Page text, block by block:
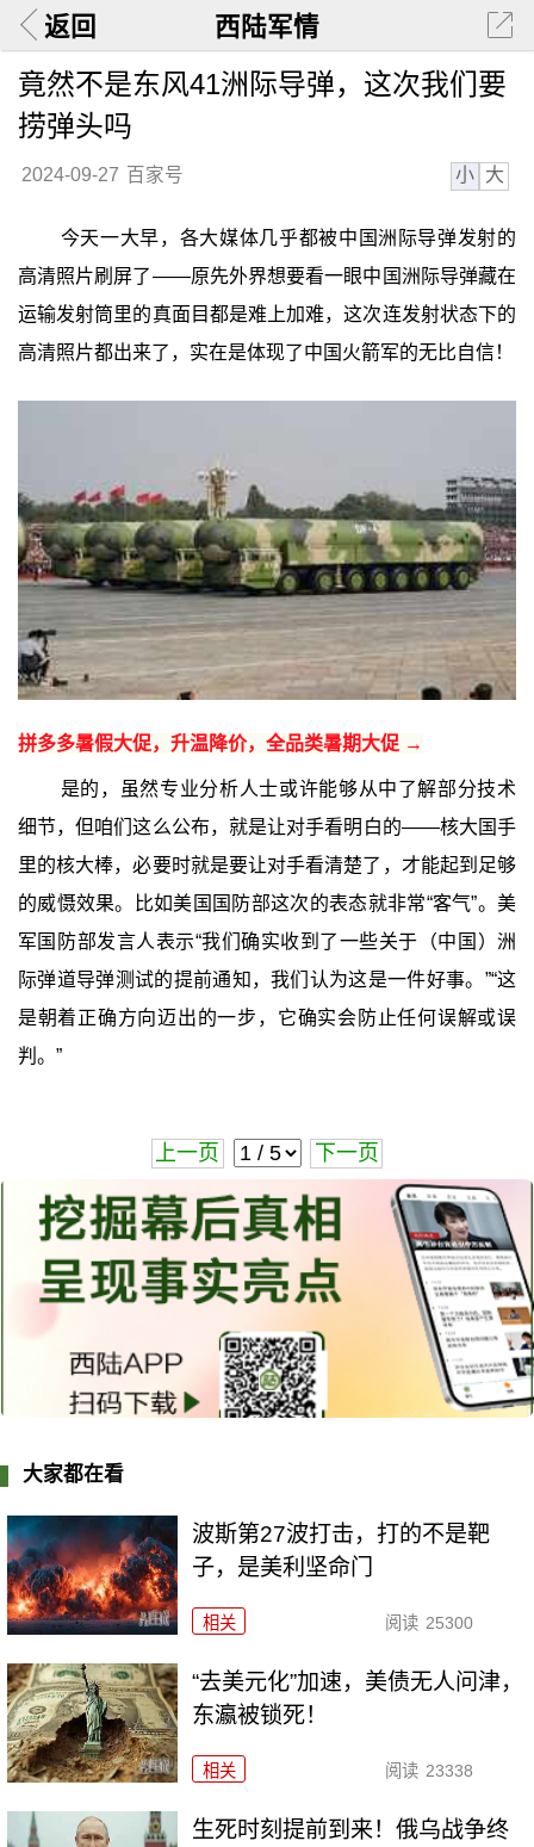
返回 西陆军情
竟然不是东风41洲际导弹，这次我们要
捞弹头吗
2024-09-27 百家号 小 大
今天一大早，各大媒体几乎都被中国洲际导弹发射的
高清照片刷屏了——原先外界想要看一眼中国洲际导弹藏在
运输发射筒里的真面目都是难上加难，这次连发射状态下的
高清照片都出来了，实在是体现了中国火箭军的无比自信！
拼多多暑假大促，升温降价，全品类暑期大促 →
是的，虽然专业分析人士或许能够从中了解部分技术
细节，但咱们这么公布，就是让对手看明白的——核大国手
里的核大棒，必要时就是要让对手看清楚了，才能起到足够
的威慑效果。比如美国国防部这次的表态就非常“客气”。美
军国防部发言人表示“我们确实收到了一些关于（中国）洲
际弹道导弹测试的提前通知，我们认为这是一件好事。”“这
是朝着正确方向迈出的一步，它确实会防止任何误解或误
判。”
上一页 下一页
大家都在看
波斯第27波打击，打的不是靶
子，是美利坚命门
相关 阅读 25300
“去美元化”加速，美债无人问津，
东瀛被锁死！
相关 阅读 23338
生死时刻提前到来！俄乌战争终